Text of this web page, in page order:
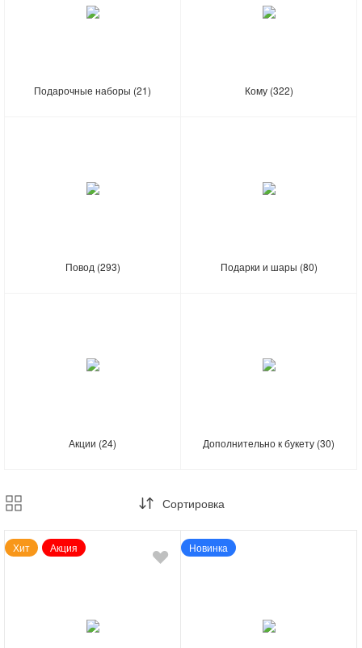
Подарочные наборы (21) Кому (322)
Повод (293) Подарки и шары (80)
Акции (24) Дополнительно к букету (30)
Сортировка
Хит Акция Новинка